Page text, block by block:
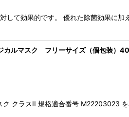
して効果的です。 優れた除菌効果に
ルマスク フリーサイズ（個包装）
クラスII 規格適合番号 M22203023